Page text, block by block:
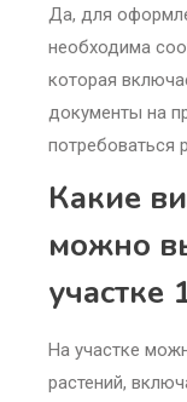
Да, для
необходима
которая
документы на
потребоваться
Какие
можно
участке
На участке
растений,